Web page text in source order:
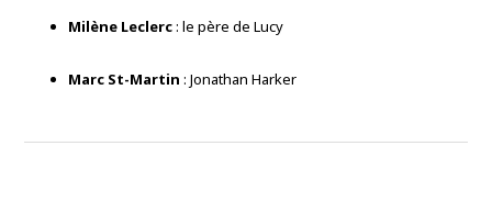
Milène Leclerc: le père de Lucy
Marc St-Martin : Jonathan Harker